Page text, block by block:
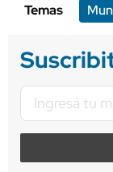
Temas